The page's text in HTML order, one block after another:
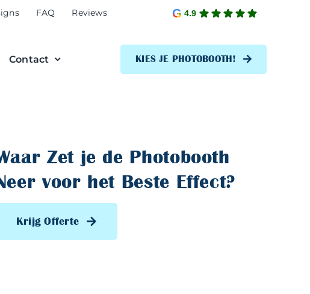
FAQ Reviews 4.9
Contact KIES JE PHOTOBOOTH!
Zet je de Photobooth
voor het Beste Effect?
Krijg Offerte